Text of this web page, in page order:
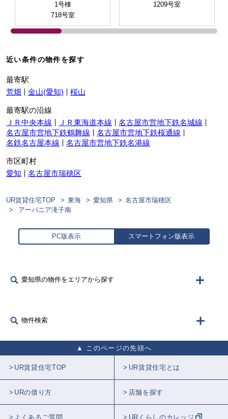
1号棟
718号室
1209号室
近い条件の物件を探す
最寄駅
荒畑
金山(愛知) 桜山
最寄駅の沿線
ＪＲ中央本線
ＪＲ東海道本線
名古屋市営地下鉄名城線
名古屋市営地下鉄鶴舞線
名古屋市営地下鉄桜通線
名鉄名古屋本線
名古屋市営地下鉄名港線
市区町村
愛知
名古屋市瑞穂区
UR賃貸住宅TOP 東海 愛知県
名古屋市瑞穂区
アーバニア滝子南
PC版表示 スマートフォン版表示
愛知県の物件をエリアから探す
物件検索
このページの先頭へ
UR賃貸住宅TOP UR賃貸住宅とは
URの借り方 店舗を探す
よくあるご質問 URくらしのカレッジ